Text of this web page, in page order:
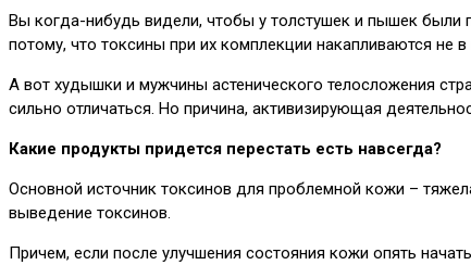
Вы когда-нибудь видели, чтобы у толстушек и пышек были
потому, что токсины при их комплекции накапливаются не
А вот худышки и мужчины астенического телосложения
сильно отличаться. Но причина, активизирующая
Какие продукты придется перестать есть навсегда?
Основной источник токсинов для проблемной кожи –
выведение токсинов.
Причем, если после улучшения состояния кожи опять